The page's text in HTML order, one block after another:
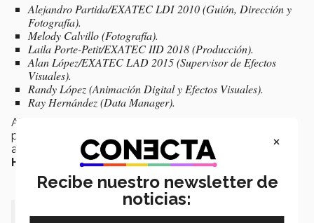
Alejandro Partida/EXATEC LDI 2010 (Guión, Dirección y
Fotografía).
Melody Calvillo (Fotografía).
Laila Porte-Petit/EXATEC IID 2018 (Producción).
Alan López/EXATEC LAD 2015 (Supervisor de Efectos
Visuales).
Randy López (Animación Digital y Efectos Visuales).
Ray Hernández (Data Manager).
Alejandro Partida
productora
audiovisuales para marcas comoArca Continental,
Heineken, Femsa y Rayados.
Sabemos que estos días pueden ser
×
Recibe nuestro newsletter de
noticias: